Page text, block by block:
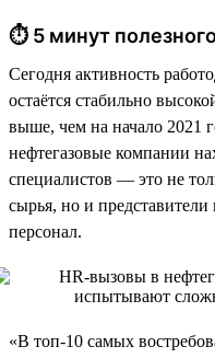
⏱ 5 минут
Сегодня активность
остаётся стабильно
выше, чем на начало 2021
нефтегазовые компании
специалистов — это не
сырья, но и представители
персонал.
«В топ-10 самых